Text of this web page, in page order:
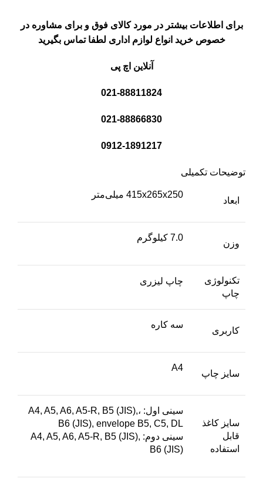
برای اطلاعات بیشتر در مورد کالای فوق و برای مشاوره در
خصوص خرید انواع لوازم اداری لطفا تماس بگیرید
آنلاین اچ پی
021-88811824
021-88866830
0912-1891217
توضیحات تکمیلی
ابعاد
415x265x250 میلی‌متر
وزن
7.0 کیلوگرم
تکنولوژی
چاپ
چاپ لیزری
کاربری
سه کاره
سایز چاپ
A4
سایز کاغذ
قابل
استفاده
سینی اول: ،A4, A5, A6, A5-R, B5 (JIS),
B6 (JIS), envelope B5, C5, DL
سینی دوم: A4, A5, A6, A5-R, B5 (JIS),
B6 (JIS)